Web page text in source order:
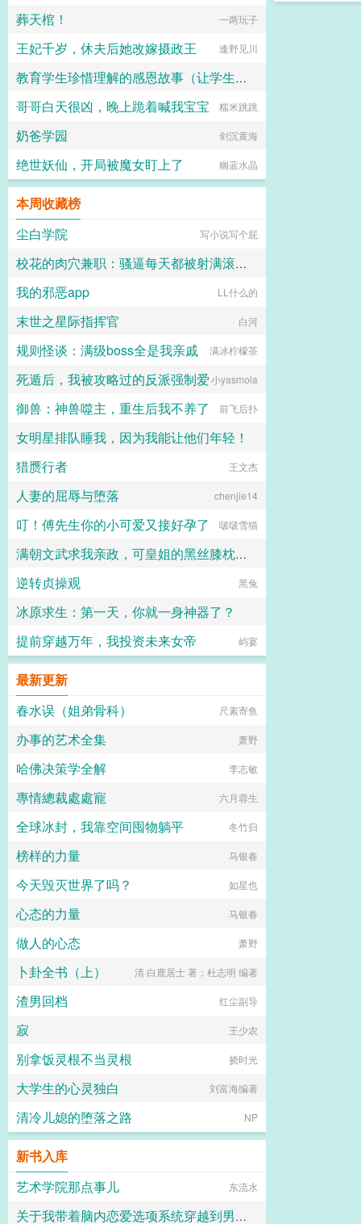
葬天棺！ 一两玩子
王妃千岁，休夫后她改嫁摄政王 逢野见川
教育学生珍惜理解的感恩故事（让学生受益一生的故事）
李占强 主编
哥哥白天很凶，晚上跪着喊我宝宝 糯米跳跳
奶爸学园 剑沉黄海
绝世妖仙，开局被魔女盯上了 幽蓝水晶
本周收藏榜
尘白学院
写小说写个屁
校花的肉穴兼职：骚逼每天都被射满滚烫浓精
lkudgbk
我的邪恶app LL什么的
末世之星际指挥官 白河
规则怪谈：满级boss全是我亲戚 满冰柠檬茶
死遁后，我被攻略过的反派强制爱小yasmola
御兽：神兽噬主，重生后我不养了 前飞后扑
女明星排队睡我，因为我能让他们年轻！
欢欢
猎赝行者 王文杰
人妻的屈辱与堕落 chenjie14
叮！傅先生你的小可爱又接好孕了 啵啵雪猫
满朝文武求我亲政，可皇姐的黑丝膝枕和肥逼太舒服了
十六岁的阿宾
逆转贞操观 黑兔
冰原求生：第一天，你就一身神器了？
奋斗小强
提前穿越万年，我投资未来女帝 屿宴
最新更新
春水误（姐弟骨科）
尺素寄鱼
办事的艺术全集 萧野
哈佛决策学全解 李志敏
專情總裁處處寵 六月蓉生
全球冰封，我靠空间囤物躺平 冬竹归
榜样的力量 马银春
今天毁灭世界了吗？ 如星也
心态的力量 马银春
做人的心态 萧野
卜卦全书（上） 清·白鹿居士 著；杜志明 编著
渣男回档 红尘副导
寂 王少农
别拿饭灵根不当灵根 挠时光
大学生的心灵独白 刘富海编著
清冷儿媳的堕落之路 NP
新书入库
艺术学院那点事儿
东流水
关于我带着脑内恋爱选项系统穿越到男女比例失调的炎孕世界